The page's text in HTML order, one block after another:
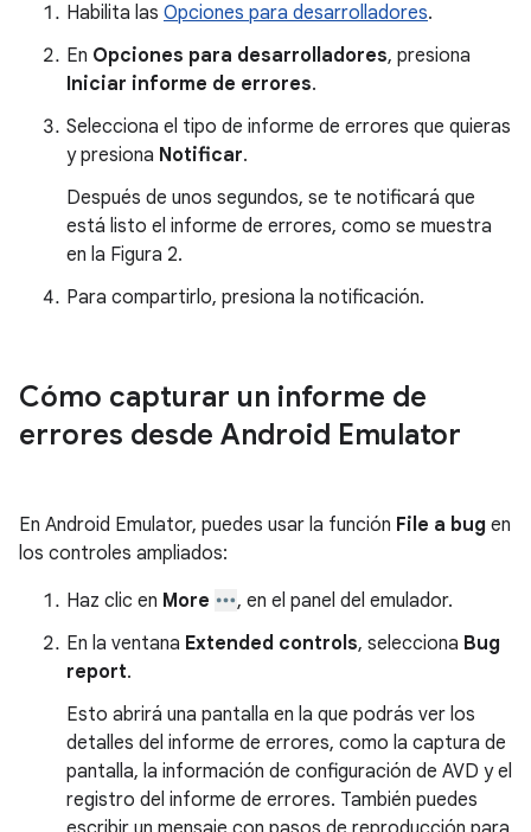
Habilita las Opciones para desarrolladores.
En Opciones para desarrolladores, presiona
Iniciar informe de errores.
Selecciona el tipo de informe de errores que quieras
y presiona Notificar.
Después de unos segundos, se te notificará que
está listo el informe de errores, como se muestra
en la Figura 2.
Para compartirlo, presiona la notificación.
Cómo capturar un informe de
errores desde Android Emulator
En Android Emulator, puedes usar la función File a bug en
los controles ampliados:
Haz clic en More
, en el panel del emulador.
En la ventana Extended controls, selecciona Bug
report.
Esto abrirá una pantalla en la que podrás ver los
detalles del informe de errores, como la captura de
pantalla, la información de configuración de AVD y el
registro del informe de errores. También puedes